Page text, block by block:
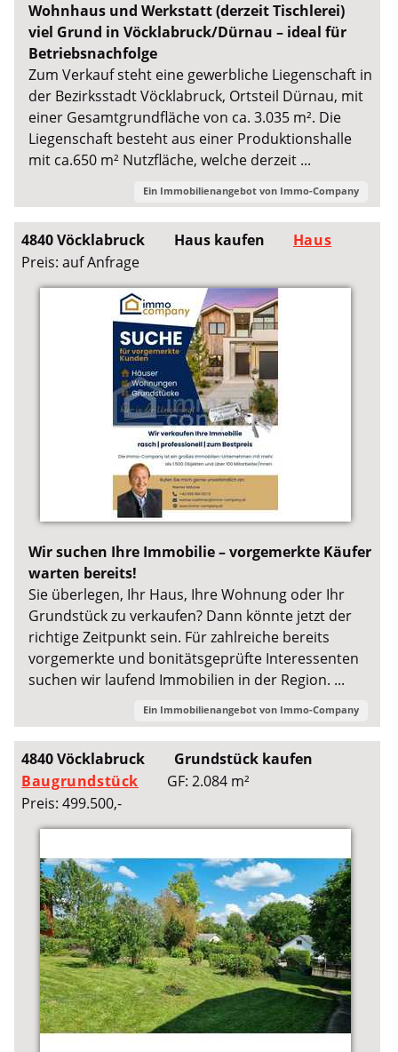
Wohnhaus und Werkstatt (derzeit Tischlerei)
viel Grund in Vöcklabruck/Dürnau – ideal für
Betriebsnachfolge
Zum Verkauf steht eine gewerbliche Liegenschaft in
der Bezirksstadt Vöcklabruck, Ortsteil Dürnau, mit
einer Gesamtgrundfläche von ca. 3.035 m². Die
Liegenschaft besteht aus einer Produktionshalle
mit ca.650 m² Nutzfläche, welche derzeit ...
Ein Immobilienangebot von Immo-Company
4840 Vöcklabruck Haus kaufen
Haus
Preis: auf Anfrage
Wir suchen Ihre Immobilie – vorgemerkte Käufer
warten bereits!
Sie überlegen, Ihr Haus, Ihre Wohnung oder Ihr
Grundstück zu verkaufen? Dann könnte jetzt der
richtige Zeitpunkt sein. Für zahlreiche bereits
vorgemerkte und bonitätsgeprüfte Interessenten
suchen wir laufend Immobilien in der Region. ...
Ein Immobilienangebot von Immo-Company
4840 Vöcklabruck
Grundstück kaufen
Baugrundstück
GF: 2.084 m²
Preis: 499.500,-